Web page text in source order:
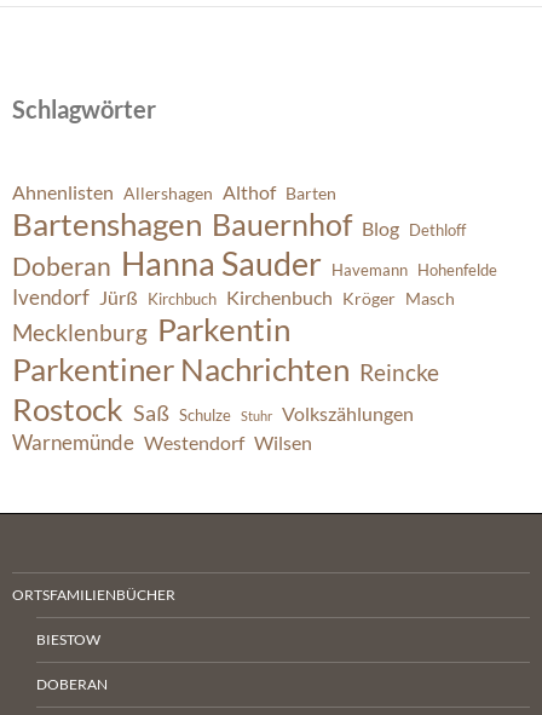
Schlagwörter
Ahnenlisten Allershagen Althof Barten
Bartenshagen Bauernhof Blog Dethloff
Doberan Hanna Sauder Havemann Hohenfelde
Ivendorf Jürß Kirchbuch Kirchenbuch Kröger Masch
Mecklenburg Parkentin
Parkentiner Nachrichten Reincke
Rostock Saß Schulze Stuhr Volkszählungen
Warnemünde Westendorf Wilsen
ORTSFAMILIENBÜCHER
BIESTOW
DOBERAN